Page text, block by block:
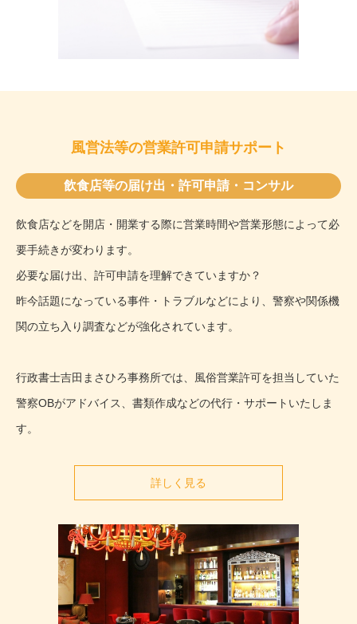
風営法等の営業許可申請サポート
飲食店等の届け出・許可申請・コンサル
飲食店などを開店・開業する際に営業時間や営業形態によって必
要手続きが変わります。
必要な届け出、許可申請を理解できていますか？
昨今話題になっている事件・トラブルなどにより、警察や関係機
関の立ち入り調査などが強化されています。
行政書士吉田まさひろ事務所では、風俗営業許可を担当していた
警察OBがアドバイス、書類作成などの代行・サポートいたしま
す。
詳しく見る